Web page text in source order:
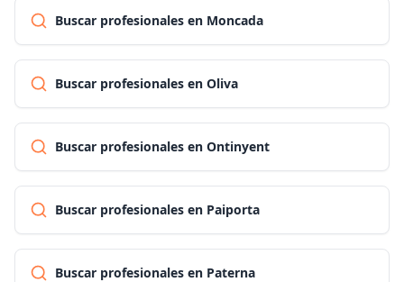
Buscar profesionales en Moncada
Buscar profesionales en Oliva
Buscar profesionales en Ontinyent
Buscar profesionales en Paiporta
Buscar profesionales en Paterna